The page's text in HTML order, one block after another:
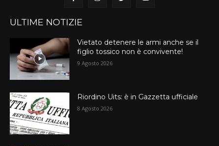
ULTIME NOTIZIE
Vietato detenere le armi anche se il
figlio tossico non è convivente!
9 Agosto 2026
Riordino Uits: è in Gazzetta ufficiale
8 Agosto 2026